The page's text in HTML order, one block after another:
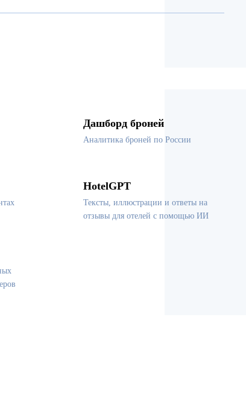
Дашборд броней
Аналитика броней по России
HotelGPT
Тексты, иллюстрации и ответы на
отзывы для отелей с помощью ИИ